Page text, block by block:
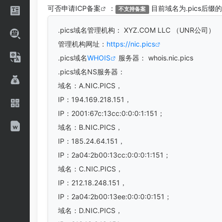
可否申请ICP备案 ： 不支持备案 目前域名为.pics后缀的
.pics域名管理机构： XYZ.COM LLC （UNR公司）
管理机构网址： https://nic.pics
.pics域名WHOIS
服务器： whois.nic.pics
.pics域名NS服务器：
域名：A.NIC.PICS，
IP：194.169.218.151，
IP：2001:67c:13cc:0:0:0:1:151；
域名：B.NIC.PICS，
IP：185.24.64.151，
IP：2a04:2b00:13cc:0:0:0:1:151；
域名：C.NIC.PICS，
IP：212.18.248.151，
IP：2a04:2b00:13ee:0:0:0:0:151；
域名：D.NIC.PICS，